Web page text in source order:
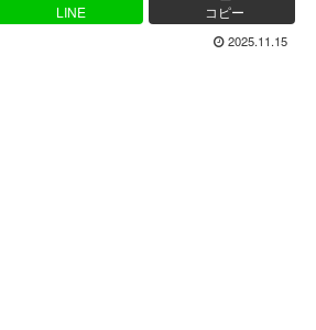
LINE コピー
2025.11.15